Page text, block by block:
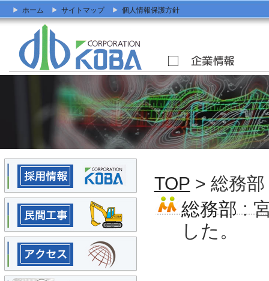
ホーム サイトマップ 個人情報保護方針
TOP > 総務部
総務部:
した。